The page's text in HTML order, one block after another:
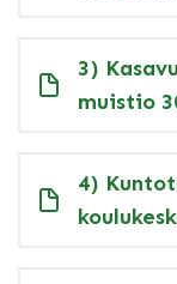
3)
muistio
4)